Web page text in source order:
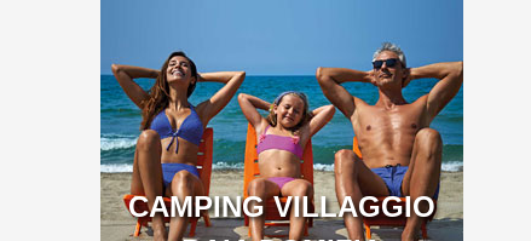
CAMPING VILLAGGIO